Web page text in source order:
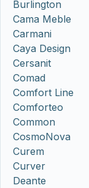
Burlington
Cama Meble
Carmani
Caya Design
Cersanit
Comad
Comfort Line
Comforteo
Common
CosmoNova
Curem
Curver
Deante